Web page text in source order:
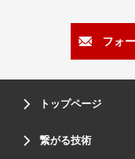
フォ
トップページ
繋がる技術